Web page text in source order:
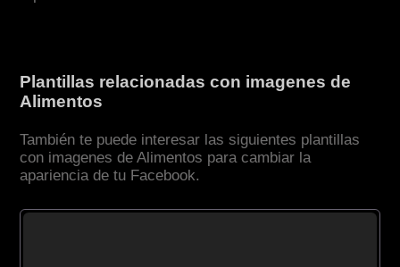
Plantillas relacionadas con imagenes de
Alimentos
También te puede interesar las siguientes plantillas
con imagenes de Alimentos para cambiar la
apariencia de tu Facebook.